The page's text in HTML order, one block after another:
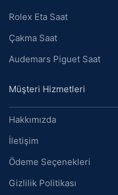
Rolex Eta Saat
Çakma Saat
Audemars Piguet Saat
Müşteri Hizmetleri
Hakkımızda
İletişim
Ödeme Seçenekleri
Gizlilik Politikası